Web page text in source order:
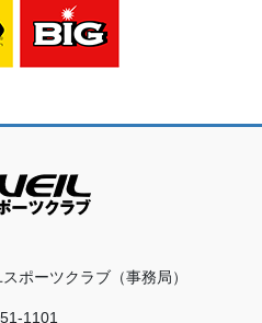
ポーツクラブ（事務局）
1101